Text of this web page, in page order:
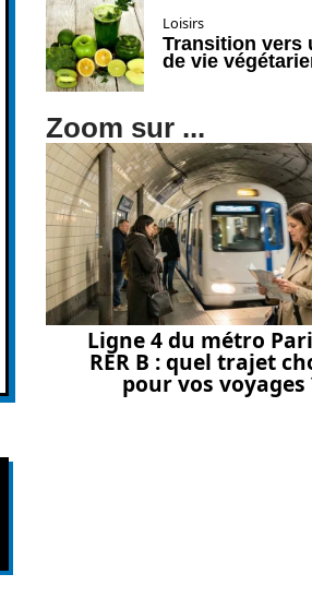
Loisirs
Transition vers
de vie
Zoom sur ...
Ligne 4 du métro
RER B : quel trajet
pour vos voyages